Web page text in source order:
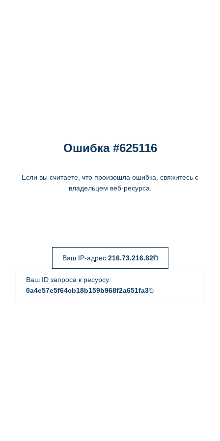
Ошибка #625116
Если вы считаете, что произошла ошибка, свяжитесь с
владельцем веб-ресурса.
Ваш IP-адрес:216.73.216.82
Ваш ID запроса к ресурсу:
0a4e57e5f64cb18b159b968f2a651fa3